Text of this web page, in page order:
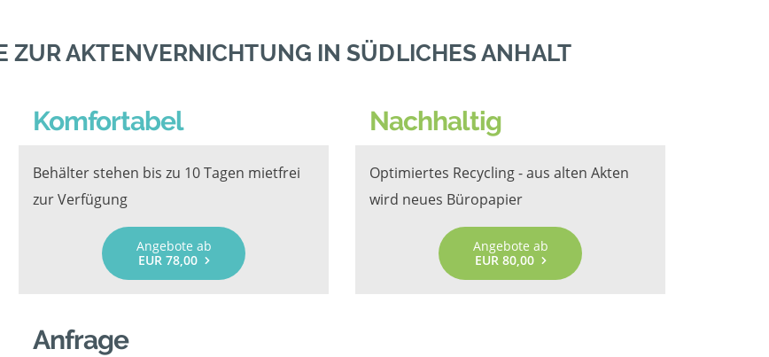
ZUR AKTENVERNICHTUNG IN SÜDLICHES ANHALT
Komfortabel
Behälter stehen bis zu 10 Tagen mietfrei
zur Verfügung
Angebote ab
EUR 78,00
Nachhaltig
Optimiertes Recycling - aus alten Akten
wird neues Büropapier
Angebote ab
EUR 80,00
Anfrage